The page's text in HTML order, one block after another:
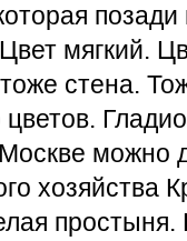
мягкий.
стена.
можно
хозяйства